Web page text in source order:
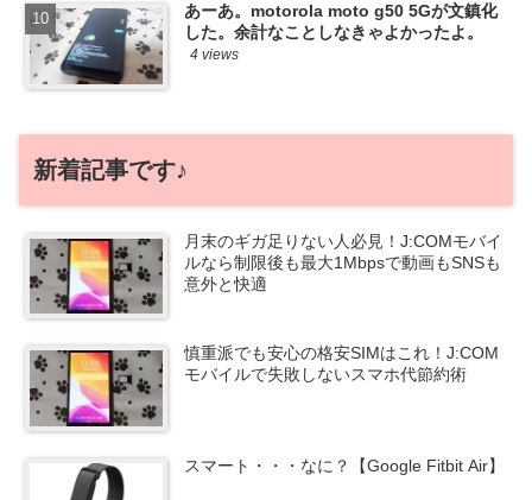
あーあ。motorola moto g50 5Gが文鎮化
した。余計なことしなきゃよかったよ。
4 views
新着記事です♪
月末のギガ足りない人必見！J:COMモバイ
ルなら制限後も最大1Mbpsで動画もSNSも
意外と快適
慎重派でも安心の格安SIMはこれ！J:COM
モバイルで失敗しないスマホ代節約術
スマート・・・なに？【Google Fitbit Air】